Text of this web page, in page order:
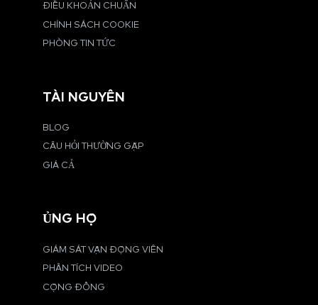
ĐIỀU KHOẢN CHUẨN
CHÍNH SÁCH COOKIE
PHÒNG TIN TỨC
TÀI NGUYÊN
BLOG
CÂU HỎI THƯỜNG GẶP
GIÁ CẢ
ỦNG HỘ
GIÁM SÁT VẬN ĐỘNG VIÊN
PHÂN TÍCH VIDEO
CỘNG ĐỒNG